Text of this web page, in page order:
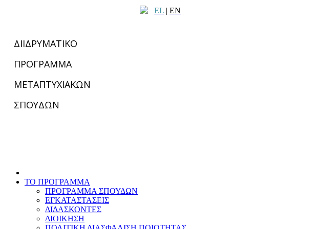
EL | EN
ΔΙΙΔΡΥΜΑΤΙΚΟ
ΠΡΟΓΡΑΜΜΑ
ΜΕΤΑΠΤΥΧΙΑΚΩΝ
ΣΠΟΥΔΩΝ
ΤΟ ΠΡΟΓΡΑΜΜΑ
ΠΡΟΓΡΑΜΜΑ ΣΠΟΥΔΩΝ
ΕΓΚΑΤΑΣΤΑΣΕΙΣ
ΔΙΔΑΣΚΟΝΤΕΣ
ΔΙΟΙΚΗΣΗ